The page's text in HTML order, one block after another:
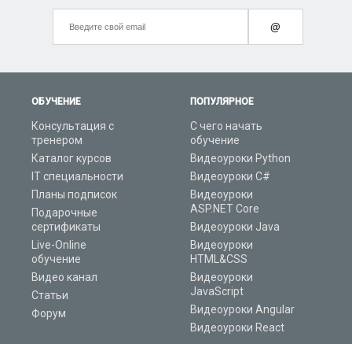
ОБУЧЕНИЕ
Консультация с
тренером
Каталог курсов
IT специальности
Планы подписок
Подарочные
сертификаты
Live-Online
обучение
Видео канал
Статьи
Форум
ПОПУЛЯРНОЕ
С чего начать
обучение
Видеоуроки Python
Видеоуроки C#
Видеоуроки
ASP.NET Core
Видеоуроки Java
Видеоуроки
HTML&CSS
Видеоуроки
JavaScript
Видеоуроки Angular
Видеоуроки React
@